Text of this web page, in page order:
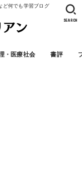
ど何でも学習ブログ
・医療社会 書評
SEARCH